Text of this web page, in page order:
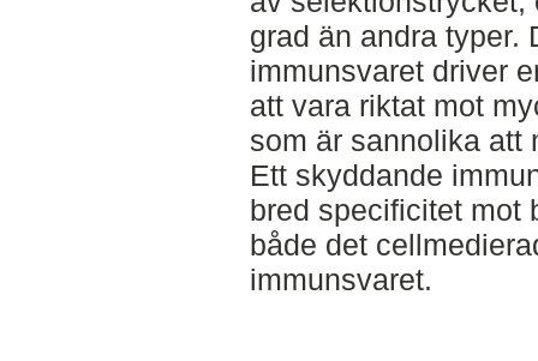
grad än andra typer.
immunsvaret driver
att vara riktat mot
som är sannolika att
Ett skyddande
bred specificitet mot
både det
immunsvaret.